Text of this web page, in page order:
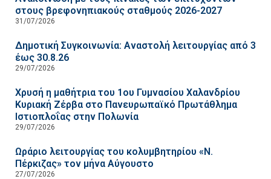
στους βρεφονηπιακούς σταθμούς 2026-2027
31/07/2026
Δημοτική Συγκοινωνία: Αναστολή λειτουργίας από 3
έως 30.8.26
29/07/2026
Χρυσή η μαθήτρια του 1ου Γυμνασίου Χαλανδρίου
Κυριακή Ζέρβα στο Πανευρωπαϊκό Πρωτάθλημα
Ιστιοπλοΐας στην Πολωνία
29/07/2026
Ωράριο λειτουργίας του κολυμβητηρίου «Ν.
Πέρκιζας» τον μήνα Αύγουστο
27/07/2026